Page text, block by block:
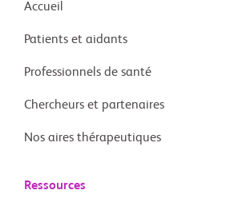
Accueil
Patients et aidants
Professionnels de santé
Chercheurs et partenaires
Nos aires thérapeutiques
Ressources